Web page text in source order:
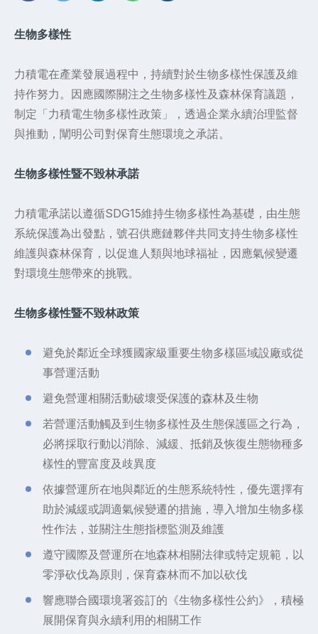
生物多樣性
力積電在產業發展過程中，持續對於生物多樣性保護及維
持作努力。因應國際關注之生物多樣性及森林保育議題，
制定「力積電生物多樣性政策」，透過企業永續治理監督
與推動，闡明公司對保育生態環境之承諾。
生物多樣性暨不毀林承諾
力積電承諾以遵循SDG15維持生物多樣性為基礎，由生態
系統保護為出發點，號召供應鏈夥伴共同支持生物多樣性
維護與森林保育，以促進人類與地球福祉，因應氣候變遷
對環境生態帶來的挑戰。
生物多樣性暨不毀林政策
避免於鄰近全球獲國家級重要生物多樣區域設廠或從
事營運活動
避免營運相關活動破壞受保護的森林及生物
若營運活動觸及到生物多樣性及生態保護區之行為，
必將採取行動以消除、減緩、抵銷及恢復生態物種多
樣性的豐富度及歧異度
依據營運所在地與鄰近的生態系統特性，優先選擇有
助於減緩或調適氣候變遷的措施，導入增加生物多樣
性作法，並關注生態指標監測及維護
遵守國際及營運所在地森林相關法律或特定規範，以
零淨砍伐為原則，保育森林而不加以砍伐
響應聯合國環境署簽訂的《生物多樣性公約》，積極
展開保育與永續利用的相關工作